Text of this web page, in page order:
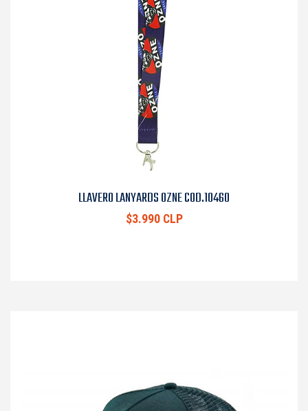
LLAVERO LANYARDS OZNE COD.10460
$3.990 CLP